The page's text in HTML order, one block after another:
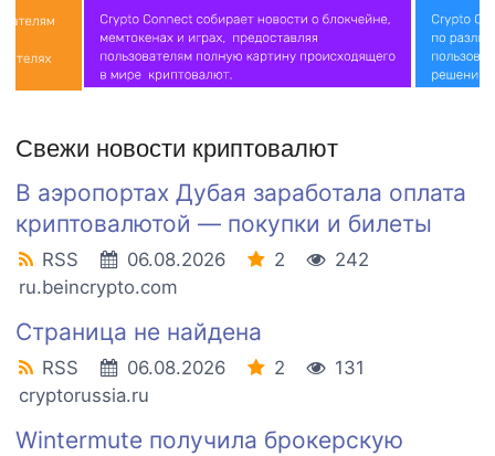
Свежи новости криптовалют
В аэропортах Дубая заработала оплата
криптовалютой — покупки и билеты
RSS 06.08.2026 2
242
ru.beincrypto.com
Страница не найдена
RSS 06.08.2026 2
131
cryptorussia.ru
Wintermute получила брокерскую